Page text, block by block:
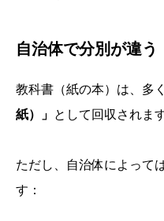
自治体で分別が違う
教科書（紙の本）は、多
紙）」 として回収されます
ただし、自治体によって
す：